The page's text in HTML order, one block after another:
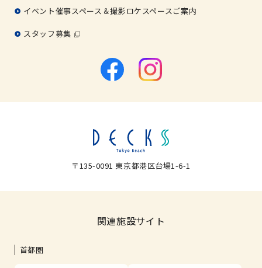
イベント催事スペース＆撮影ロケスペースご案内
スタッフ募集
〒135-0091 東京都港区台場1-6-1
関連施設サイト
首都圏